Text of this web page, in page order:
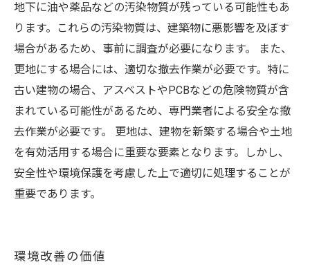
地下に油や薬品などの汚染物質が残っている可能性もあ
ります。これらの汚染物質は、建築物に悪影響を及ぼす
場合があるため、事前に調査が必要になります。 また、
更地にする場合には、適切な撤去作業が必要です。特に
古い建物の場合、アスベストやPCBなどの危険物質が含
まれている可能性があるため、専門業者による安全な撤
去作業が必要です。 更地は、建物を新築する場合や土地
を有効活用する場合に重要な要素となります。しかし、
安全性や環境保護を考慮した上で適切に処理することが
重要であります。
環境改善の価値